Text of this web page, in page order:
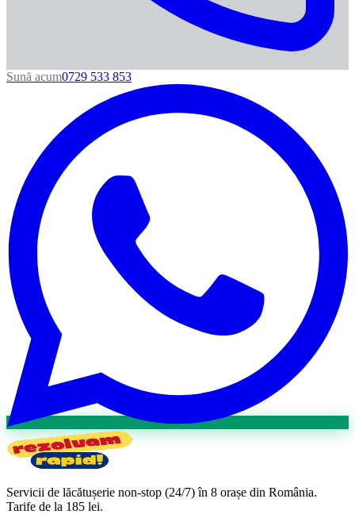
Sună acum0729 533 853
Servicii de lăcătușerie non-stop (24/7) în 8 orașe din România.
Tarife de la 185 lei.